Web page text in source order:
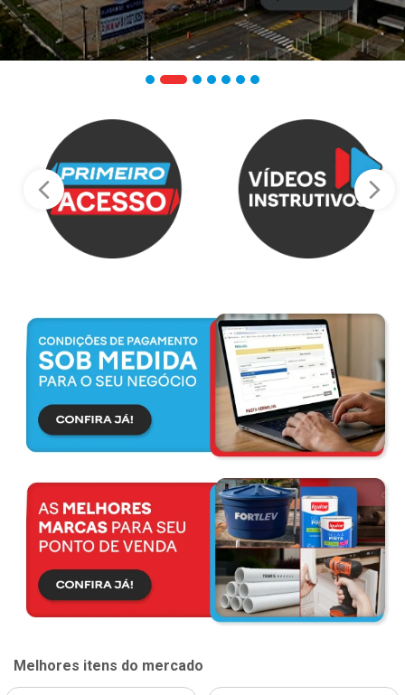
Melhores itens do mercado